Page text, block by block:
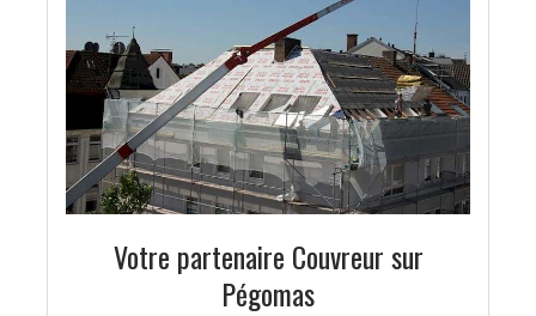
Votre partenaire Couvreur sur
Pégomas